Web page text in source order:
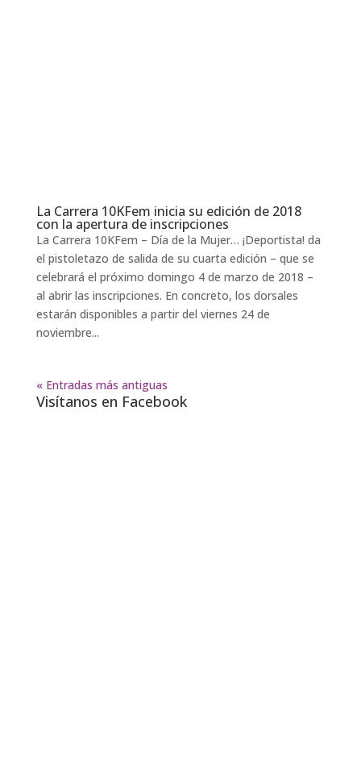
La Carrera 10KFem inicia su edición de 2018
con la apertura de inscripciones
La Carrera 10KFem – Día de la Mujer… ¡Deportista! da
el pistoletazo de salida de su cuarta edición – que se
celebrará el próximo domingo 4 de marzo de 2018 –
al abrir las inscripciones. En concreto, los dorsales
estarán disponibles a partir del viernes 24 de
noviembre...
« Entradas más antiguas
Visítanos en Facebook